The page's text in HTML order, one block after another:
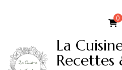
0
La
Recettes